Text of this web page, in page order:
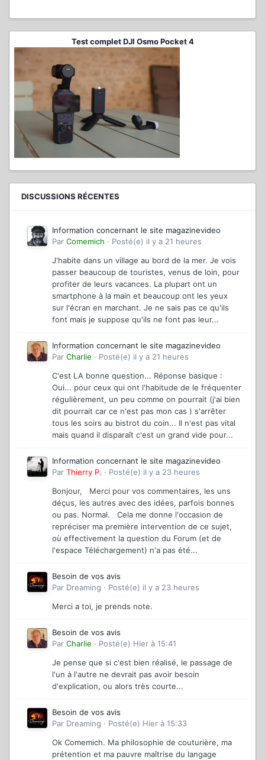
Test complet DJI Osmo Pocket 4
DISCUSSIONS RÉCENTES
Information concernant le site magazinevideo
Par Comemich · Posté(e) il y a 21 heures
J'habite dans un village au bord de la mer. Je vois
passer beaucoup de touristes, venus de loin, pour
profiter de leurs vacances. La plupart ont un
smartphone à la main et beaucoup ont les yeux
sur l'écran en marchant. Je ne sais pas ce qu'ils
font mais je suppose qu'ils ne font pas leur...
Information concernant le site magazinevideo
Par Charlie · Posté(e) il y a 21 heures
C'est LA bonne question... Réponse basique :
Oui... pour ceux qui ont l'habitude de le fréquenter
régulièrement, un peu comme on pourrait (j'ai bien
dit pourrait car ce n'est pas mon cas ) s'arrêter
tous les soirs au bistrot du coin... Il n'est pas vital
mais quand il disparaît c'est un grand vide pour...
Information concernant le site magazinevideo
Par Thierry P. · Posté(e) il y a 23 heures
Bonjour, Merci pour vos commentaires, les uns
déçus, les autres avec des idées, parfois bonnes
ou pas. Normal. Cela me donne l'occasion de
repréciser ma première intervention de ce sujet,
où effectivement la question du Forum (et de
l'espace Téléchargement) n'a pas été...
Besoin de vos avis
Par Dreaming · Posté(e) il y a 23 heures
Merci a toi, je prends note.
Besoin de vos avis
Par Charlie · Posté(e) Hier à 15:41
Je pense que si c'est bien réalisé, le passage de
l'un à l'autre ne devrait pas avoir besoin
d'explication, ou alors très courte...
Besoin de vos avis
Par Dreaming · Posté(e) Hier à 15:33
Ok Comemich. Ma philosophie de couturière, ma
prétention et ma pauvre maîtrise du langage